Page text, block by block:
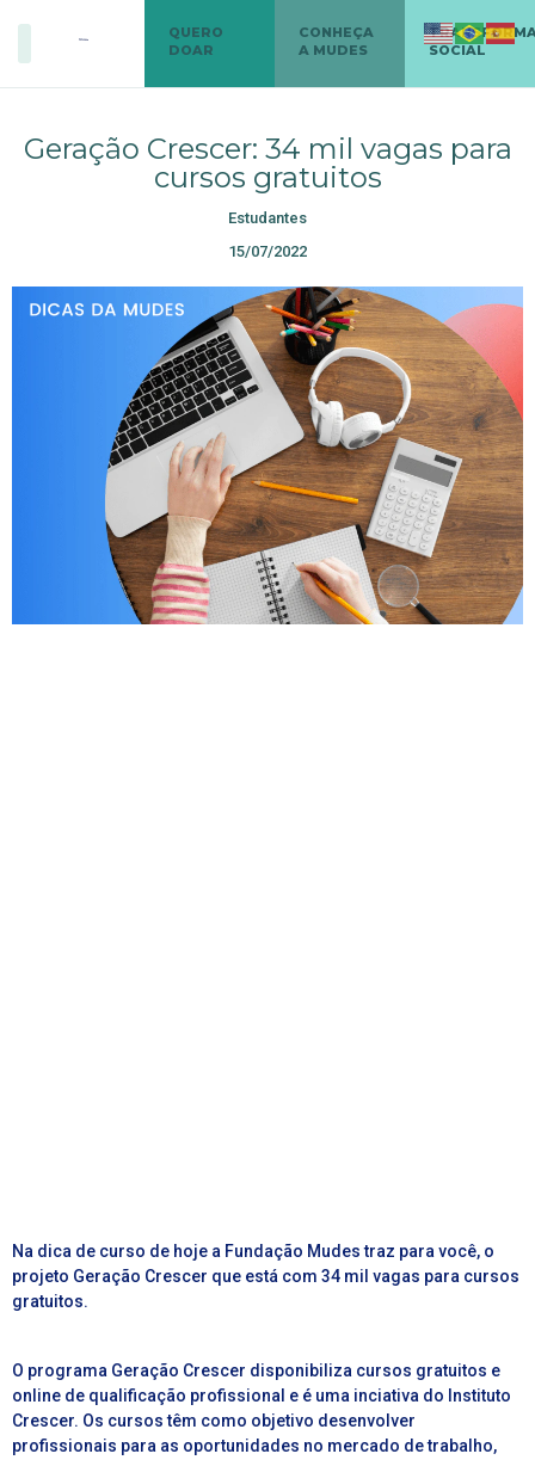
QUERO
DOAR
CONHEÇA
A MUDES
SOCIAL
Geração Crescer: 34 mil vagas para
cursos gratuitos
Estudantes
15/07/2022
Na dica de curso de hoje a Fundação Mudes traz para você, o
projeto Geração Crescer que está com 34 mil vagas para cursos
gratuitos.
O programa Geração Crescer disponibiliza cursos gratuitos e
online de qualificação profissional e é uma inciativa do Instituto
Crescer. Os cursos têm como objetivo desenvolver
profissionais para as oportunidades no mercado de trabalho,